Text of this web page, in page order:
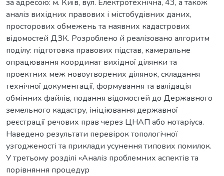
за адресою: м. Київ, вул. Електротехнічна, 43, а також
аналіз вихідних правових і містобудівних даних,
просторових обмежень та наявних кадастрових
відомостей ДЗК. Розроблено й реалізовано алгоритм
поділу: підготовка правових підстав, камеральне
опрацювання координат вихідної ділянки та
проектних меж новоутворених ділянок, складання
технічної документації, формування та валідація
обмінних файлів, подання відомостей до Державного
земельного кадастру, ініціювання державної
реєстрації речових прав через ЦНАП або нотаріуса.
Наведено результати перевірок топологічної
узгодженості та приклади усунення типових помилок.
У третьому розділі «Аналіз проблемних аспектів та
порівняння процедур